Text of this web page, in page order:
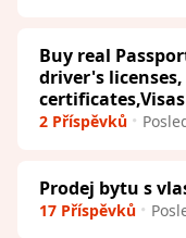
Buy real
driver's
certificates,Visas
2 Příspěvků
Prodej bytu s
17 Příspěvků